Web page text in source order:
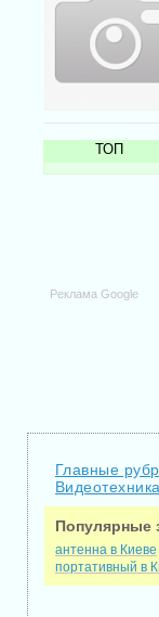
ТОП
Реклама Google
Главные
Популярные
антенна в Киеве
портативный в